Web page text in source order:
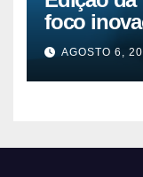
foco
AGOSTO 6,